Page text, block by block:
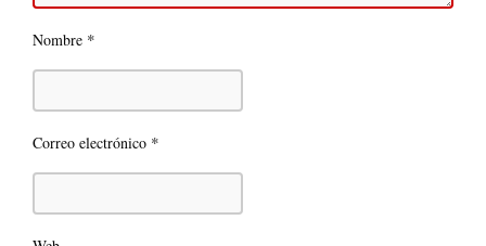
Nombre *
Correo electrónico *